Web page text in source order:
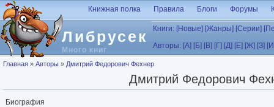
Перейти к основному содержанию
Либрусек
Много книг
Книжная полка Правила Блоги Форумы
Книги: [Новые] [Жанры] [Серии]
Авторы: [А] [Б] [В] [Г] [Д] [Е] [Ж] [З]
Вы здесь
Главная » Авторы » Дмитрий Федорович Фехнер
Дмитрий Федорович
Биография